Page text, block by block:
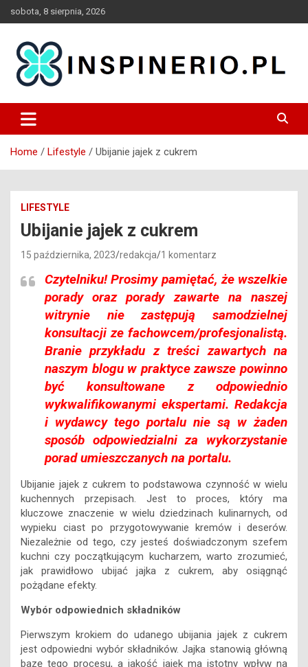
to
sobota, 8 sierpnia, 2026
Inspinerio
Home Lifestyle Ubijanie jajek z cukrem
LIFESTYLE
Ubijanie jajek z cukrem
15 października, 2023 redakcja 1 komentarz
Czytelniku!Prosimy pamiętać, że wszelkie
porady oraz porady zawarte na naszej
witrynie nie zastępują samodzielnej
konsultacji ze fachowcem/profesjonalistą.
Branie przykładu z treści zawartych na
naszym blogu w praktyce zawsze powinno
być konsultowane z odpowiednio
wykwalifikowanymi ekspertami. Redakcja
i wydawcy tego portalu nie są w żaden
sposób odpowiedzialni za wykorzystanie
porad umieszczanych na portalu.
Ubijanie jajek z cukrem to podstawowa czynność w wielu
kuchennych przepisach. Jest to proces, który ma
kluczowe znaczenie w wielu dziedzinach kulinarnych, od
wypieku ciast po przygotowywanie kremów i deserów.
Niezależnie od tego, czy jesteś doświadczonym szefem
kuchni czy początkującym kucharzem, warto zrozumieć,
jak prawidłowo ubijać jajka z cukrem, aby osiągnąć
pożądane efekty.
Wybór odpowiednich składników
Pierwszym krokiem do udanego ubijania jajek z cukrem
jest odpowiedni wybór składników. Jajka stanowią główną
bazę tego procesu, a jakość jajek ma istotny wpływ na